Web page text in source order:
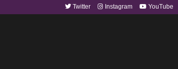
Twitter Instagram YouTube